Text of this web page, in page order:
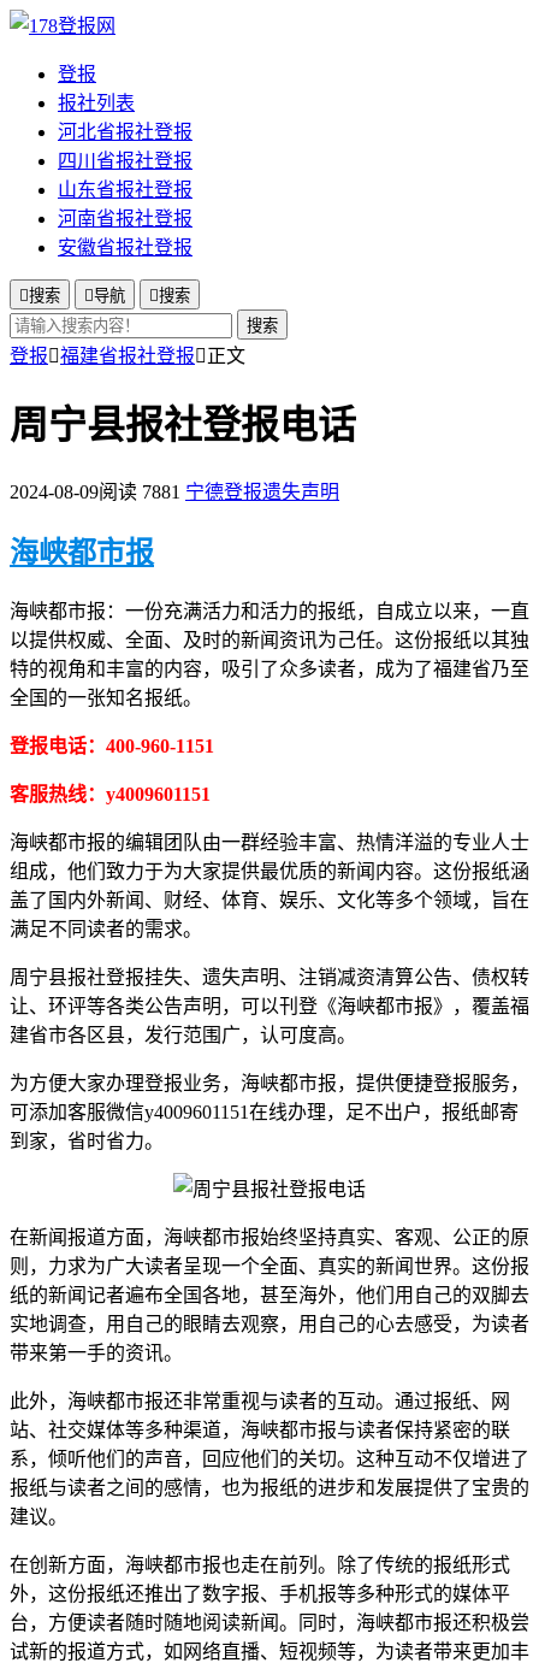
登报
报社列表
河北省报社登报
四川省报社登报
山东省报社登报
河南省报社登报
安徽省报社登报
搜索 导航 搜索
搜索
登报福建省报社登报正文
周宁县报社登报电话
2024-08-09阅读 7881 宁德登报遗失声明
海峡都市报
海峡都市报：一份充满活力和活力的报纸，自成立以来，一直
以提供权威、全面、及时的新闻资讯为己任。这份报纸以其独
特的视角和丰富的内容，吸引了众多读者，成为了福建省乃至
全国的一张知名报纸。
登报电话：400-960-1151
客服热线：y4009601151
海峡都市报的编辑团队由一群经验丰富、热情洋溢的专业人士
组成，他们致力于为大家提供最优质的新闻内容。这份报纸涵
盖了国内外新闻、财经、体育、娱乐、文化等多个领域，旨在
满足不同读者的需求。
周宁县报社登报挂失、遗失声明、注销减资清算公告、债权转
让、环评等各类公告声明，可以刊登《海峡都市报》，覆盖福
建省市各区县，发行范围广，认可度高。
为方便大家办理登报业务，海峡都市报，提供便捷登报服务，
可添加客服微信y4009601151在线办理，足不出户，报纸邮寄
到家，省时省力。
在新闻报道方面，海峡都市报始终坚持真实、客观、公正的原
则，力求为广大读者呈现一个全面、真实的新闻世界。这份报
纸的新闻记者遍布全国各地，甚至海外，他们用自己的双脚去
实地调查，用自己的眼睛去观察，用自己的心去感受，为读者
带来第一手的资讯。
此外，海峡都市报还非常重视与读者的互动。通过报纸、网
站、社交媒体等多种渠道，海峡都市报与读者保持紧密的联
系，倾听他们的声音，回应他们的关切。这种互动不仅增进了
报纸与读者之间的感情，也为报纸的进步和发展提供了宝贵的
建议。
在创新方面，海峡都市报也走在前列。除了传统的报纸形式
外，这份报纸还推出了数字报、手机报等多种形式的媒体平
台，方便读者随时随地阅读新闻。同时，海峡都市报还积极尝
试新的报道方式，如网络直播、短视频等，为读者带来更加丰